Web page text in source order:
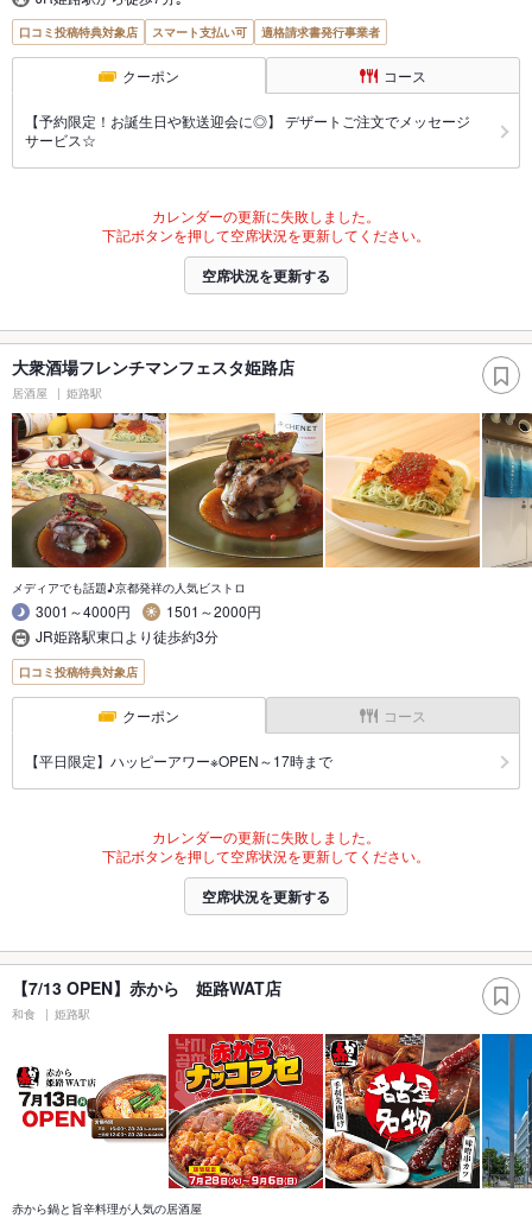
口コミ投稿特典対象店 スマート支払い可 適格請求書発行事業者
クーポン コース
【予約限定！お誕生日や歓送迎会に◎】 デザートご注文でメッセージ
サービス☆
カレンダーの更新に失敗しました。
下記ボタンを押して空席状況を更新してください。
空席状況を更新する
大衆酒場フレンチマンフェスタ姫路店
居酒屋 姫路駅
メディアでも話題♪京都発祥の人気ビストロ
3001～4000円
1501～2000円
JR姫路駅東口より徒歩約3分
口コミ投稿特典対象店
クーポン コース
【平日限定】ハッピーアワー※OPEN～17時まで
カレンダーの更新に失敗しました。
下記ボタンを押して空席状況を更新してください。
空席状況を更新する
【7/13 OPEN】赤から 姫路WAT店
和食 姫路駅
赤から鍋と旨辛料理が人気の居酒屋